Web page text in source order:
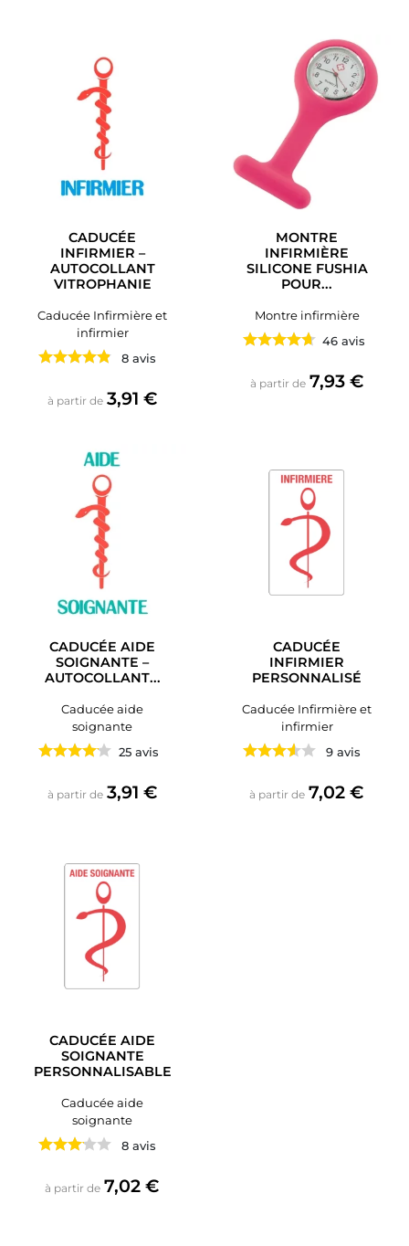
CADUCÉE
INFIRMIER –
AUTOCOLLANT
VITROPHANIE
Caducée Infirmière et
infirmier
8 avis
à partir de Prix
3,91 €
MONTRE
INFIRMIÈRE
SILICONE FUSHIA
POUR...
Montre infirmière
46 avis
à partir de Prix
7,93 €
CADUCÉE AIDE
SOIGNANTE –
AUTOCOLLANT...
Caducée aide
soignante
25 avis
à partir de Prix
3,91 €
CADUCÉE
INFIRMIER
PERSONNALISÉ
Caducée Infirmière et
infirmier
9 avis
à partir de Prix
7,02 €
CADUCÉE AIDE
SOIGNANTE
PERSONNALISABLE
Caducée aide
soignante
8 avis
à partir de Prix
7,02 €